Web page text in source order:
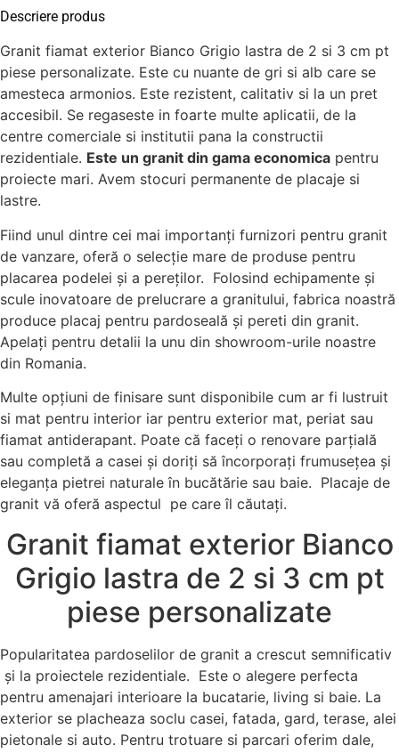
Descriere produs
Granit fiamat exterior Bianco Grigio lastra de 2 si 3 cm pt
piese personalizate. Este cu nuante de gri si alb care se
amesteca armonios. Este rezistent, calitativ si la un pret
accesibil. Se regaseste in foarte multe aplicatii, de la
centre comerciale si institutii pana la constructii
rezidentiale. Este un granit din gama economica pentru
proiecte mari. Avem stocuri permanente de placaje si
lastre.
Fiind unul dintre cei mai importanți furnizori pentru granit
de vanzare, oferă o selecție mare de produse pentru
placarea podelei și a pereților. Folosind echipamente și
scule inovatoare de prelucrare a granitului, fabrica noastră
produce placaj pentru pardoseală și pereti din granit.
Apelați pentru detalii la unu din showroom-urile noastre
din Romania.
Multe opțiuni de finisare sunt disponibile cum ar fi lustruit
si mat pentru interior iar pentru exterior mat, periat sau
fiamat antiderapant. Poate că faceți o renovare parțială
sau completă a casei și doriți să încorporați frumusețea și
eleganța pietrei naturale în bucătărie sau baie. Placaje de
granit vă oferă aspectul pe care îl căutați.
Granit fiamat exterior Bianco
Grigio lastra de 2 si 3 cm pt
piese personalizate
Popularitatea pardoselilor de granit a crescut semnificativ
și la proiectele rezidentiale. Este o alegere perfecta
pentru amenajari interioare la bucatarie, living si baie. La
exterior se placheaza soclu casei, fatada, gard, terase, alei
pietonale si auto. Pentru trotuare si parcari oferim dale,